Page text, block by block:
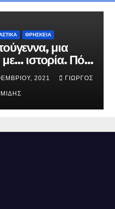
ΘΡΗΣΚΕΙΑ
μια
ιστορία. Πότε
ο Ιησούς
(Βίντεο).
2021 ΓΙΏΡΓΟΣ